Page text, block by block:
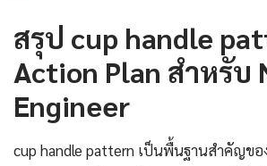
สรุป cup handle
Action Plan สำหรับ
Engineer
cup handle pattern เป็นพื้นฐานสำคัญขอ